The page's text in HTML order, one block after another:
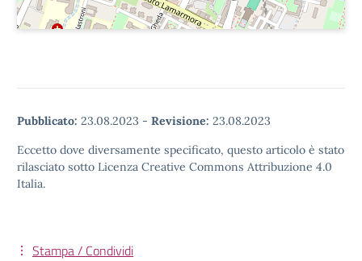
Pubblicato: 23.08.2023 - Revisione: 23.08.2023
Eccetto dove diversamente specificato, questo articolo è stato
rilasciato sotto Licenza Creative Commons Attribuzione 4.0
Italia.
Stampa / Condividi